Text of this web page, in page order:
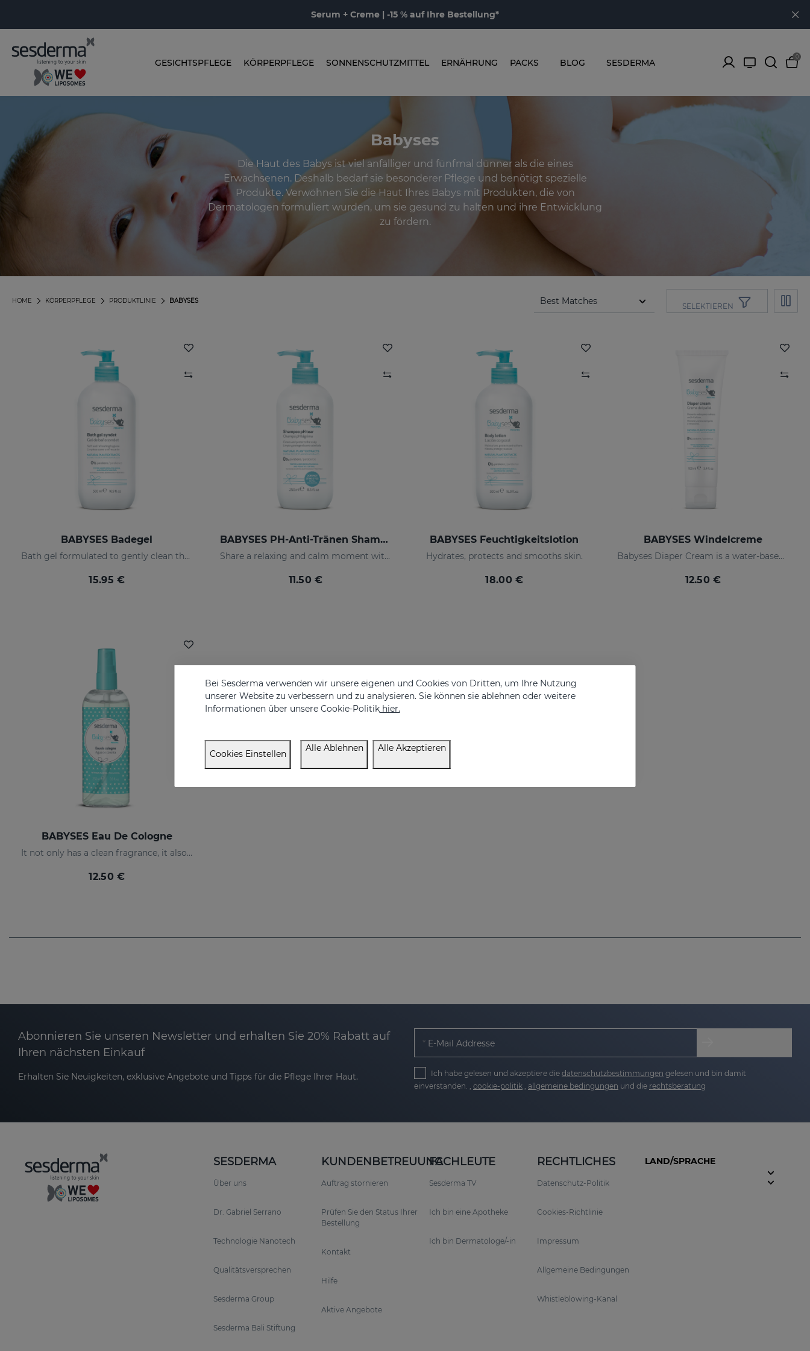
Serum + Creme | -15 % auf Ihre Bestellung*
GESICHTSPFLEGE KÖRPERPFLEGE SONNENSCHUTZMITTEL ERNÄHRUNG PACKS BLOG SESDERMA
0
Babyses
Die Haut des Babys ist viel anfälliger und fünfmal dünner als die eines
Erwachsenen. Deshalb bedarf sie besonderer Pflege und benötigt spezielle
Produkte. Verwöhnen Sie die Haut Ihres Babys mit Produkten, die von
Dermatologen formuliert wurden, um sie gesund zu halten und ihre Entwicklung
zu fördern.
BABYSES
PRODUKTLINIE
KÖRPERPFLEGE
HOME
SELEKTIEREN
BABYSES Badegel
Bath gel formulated to gently clean the baby's skin on a daily basis, providing a state of natural wellness.
15.95 €
BABYSES PH-Anti-Tränen Shampoo
Share a relaxing and calm moment with your baby without having to worry about tears, but rather enjoy their smile thanks to our shampoo created to clean and protect their scalp in depth.
11.50 €
BABYSES Feuchtigkeitslotion
Hydrates, protects and smooths skin.
18.00 €
BABYSES Windelcreme
Babyses Diaper Cream is a water-based paste formulated to protect, relieve and repair possible irritations and redness of the baby's delicate and sensitive skin.
12.50 €
BABYSES Eau De Cologne
It not only has a clean fragrance, it also contains floral notes: orange blossom and jasmine with a base of white musk.
12.50 €
Abonnieren Sie unseren Newsletter und erhalten Sie 20% Rabatt auf
Ihren nächsten Einkauf
Erhalten Sie Neuigkeiten, exklusive Angebote und Tipps für die Pflege Ihrer Haut.
E-Mail Addresse
Ich habe gelesen und akzeptiere die datenschutzbestimmungen gelesen und bin damit
einverstanden. , cookie-politik allgemeine bedingungen und die rechtsberatung
SESDERMA
Über uns
Dr. Gabriel Serrano
Technologie Nanotech
Qualitätsversprechen
Sesderma Group
Sesderma Bali Stiftung
KUNDENBETREUUNG
Auftrag stornieren
Prüfen Sie den Status Ihrer
Bestellung
Kontakt
Hilfe
Aktive Angebote
FACHLEUTE
Sesderma TV
Ich bin eine Apotheke
Ich bin Dermatologe/-in
RECHTLICHES
Datenschutz-Politik
Cookies-Richtlinie
Impressum
Allgemeine Bedingungen
Whistleblowing-Kanal
LAND/SPRACHE
Bei Sesderma verwenden wir unsere eigenen und Cookies von Dritten, um Ihre Nutzung
unserer Website zu verbessern und zu analysieren. Sie können sie ablehnen oder weitere
Informationen über unsere Cookie-Politikhier.
Cookies Einstellen
Alle Ablehnen Alle Akzeptieren